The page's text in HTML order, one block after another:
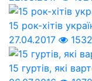
15 рок-хітів
27.04.2017
15 гуртів, які